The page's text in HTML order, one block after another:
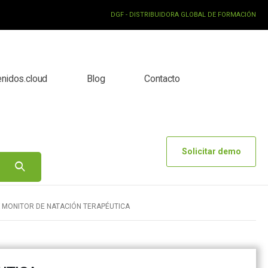
DGF - DISTRIBUIDORA GLOBAL DE FORMACIÓN
Blog Contacto
Solicitar demo
MONITOR DE NATACIÓN TERAPÉUTICA